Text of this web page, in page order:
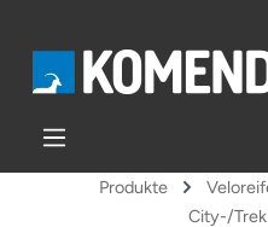
Produkte
City-/